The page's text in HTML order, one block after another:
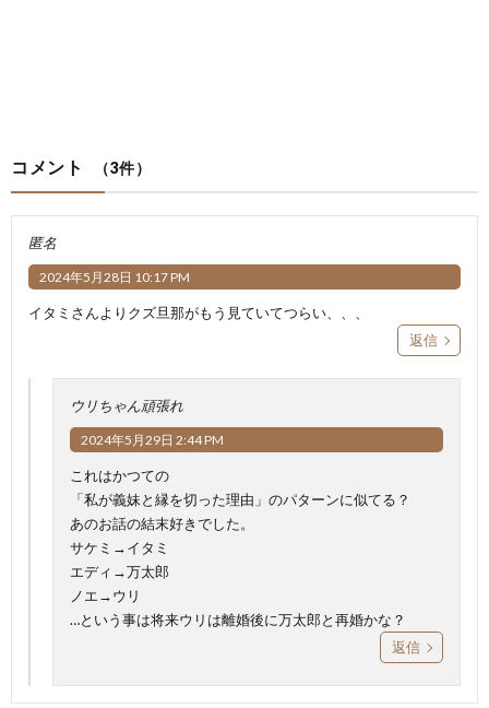
コメント （3件）
匿名
2024年5月28日 10:17 PM
イタミさんよりクズ旦那がもう見ていてつらい、、、
返信
ウリちゃん頑張れ
2024年5月29日 2:44 PM
これはかつての
「私が義妹と縁を切った理由」のパターンに似てる？
あのお話の結末好きでした。
サケミ→イタミ
エディ→万太郎
ノエ→ウリ
…という事は将来ウリは離婚後に万太郎と再婚かな？
返信